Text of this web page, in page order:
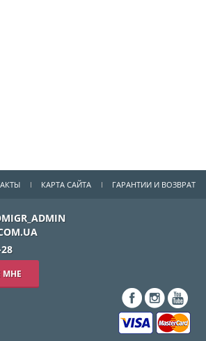
КАРТА САЙТА ГАРАНТИИ И ВОЗВРАТ
МНЕ